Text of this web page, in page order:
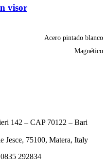
visor
Acero pintado blanco
Magnético
142 – CAP 70122 – Bari
Jesce, 75100, Matera, Italy
292834